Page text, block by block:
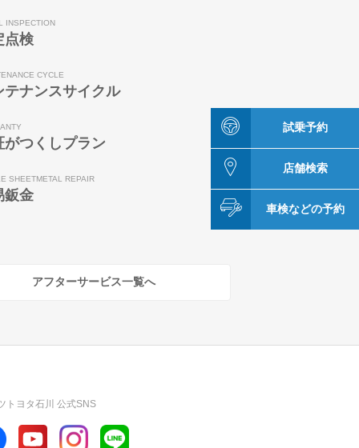
試乗予約
店舗検索
車検などの予約
INSPECTION
点検
CYCLE
テナンスサイクル
がつくしプラン
SHEETMETAL REPAIR
鈑金
アフターサービス一覧へ
トヨタ石川 公式SNS